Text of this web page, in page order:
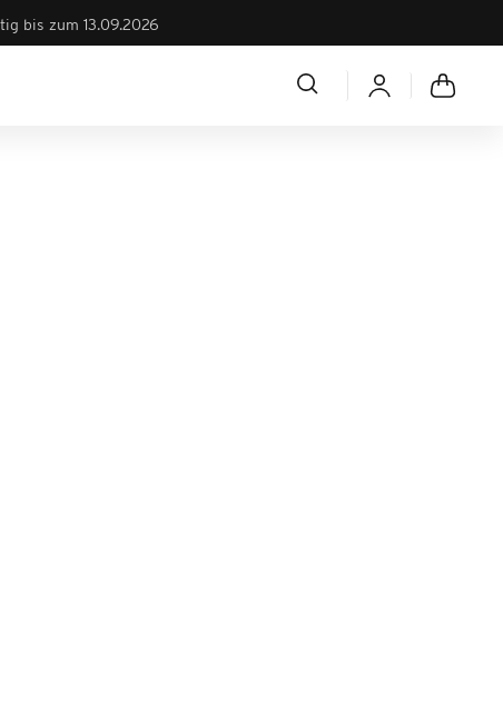
bis zum 13.09.2026